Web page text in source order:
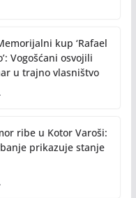
kup ‘Rafael
Vogošćani osvojili
u trajno vlasništvo
ribe u Kotor Varoši:
prikazuje stanje